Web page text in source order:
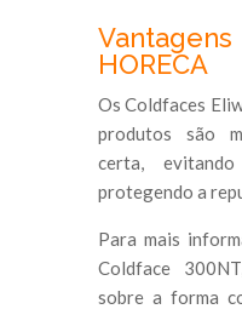
HORECA
Os Coldfaces
produtos são
certa,
protegendo a
Para mais
Coldface
sobre a forma